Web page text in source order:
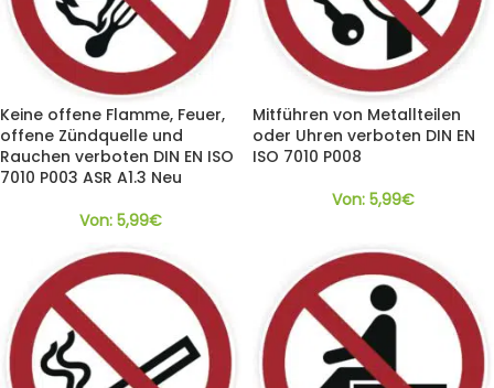
Keine offene Flamme, Feuer,
offene Zündquelle und
Rauchen verboten DIN EN ISO
7010 P003 ASR A1.3 Neu
Von: 5,99€
Mitführen von Metallteilen
oder Uhren verboten DIN EN
ISO 7010 P008
Von: 5,99€